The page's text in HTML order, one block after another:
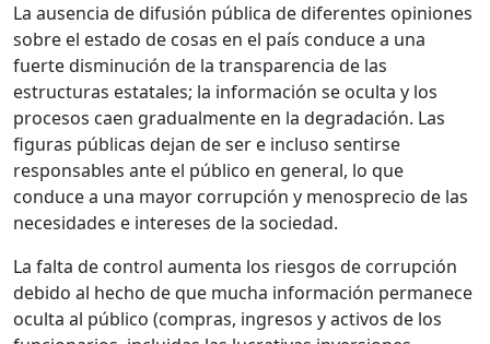
La ausencia de difusión pública de diferentes opiniones
sobre el estado de cosas en el país conduce a una
fuerte disminución de la transparencia de las
estructuras estatales; la información se oculta y los
procesos caen gradualmente en la degradación. Las
figuras públicas dejan de ser e incluso sentirse
responsables ante el público en general, lo que
conduce a una mayor corrupción y menosprecio de las
necesidades e intereses de la sociedad.
La falta de control aumenta los riesgos de corrupción
debido al hecho de que mucha información permanece
oculta al público (compras, ingresos y activos de los